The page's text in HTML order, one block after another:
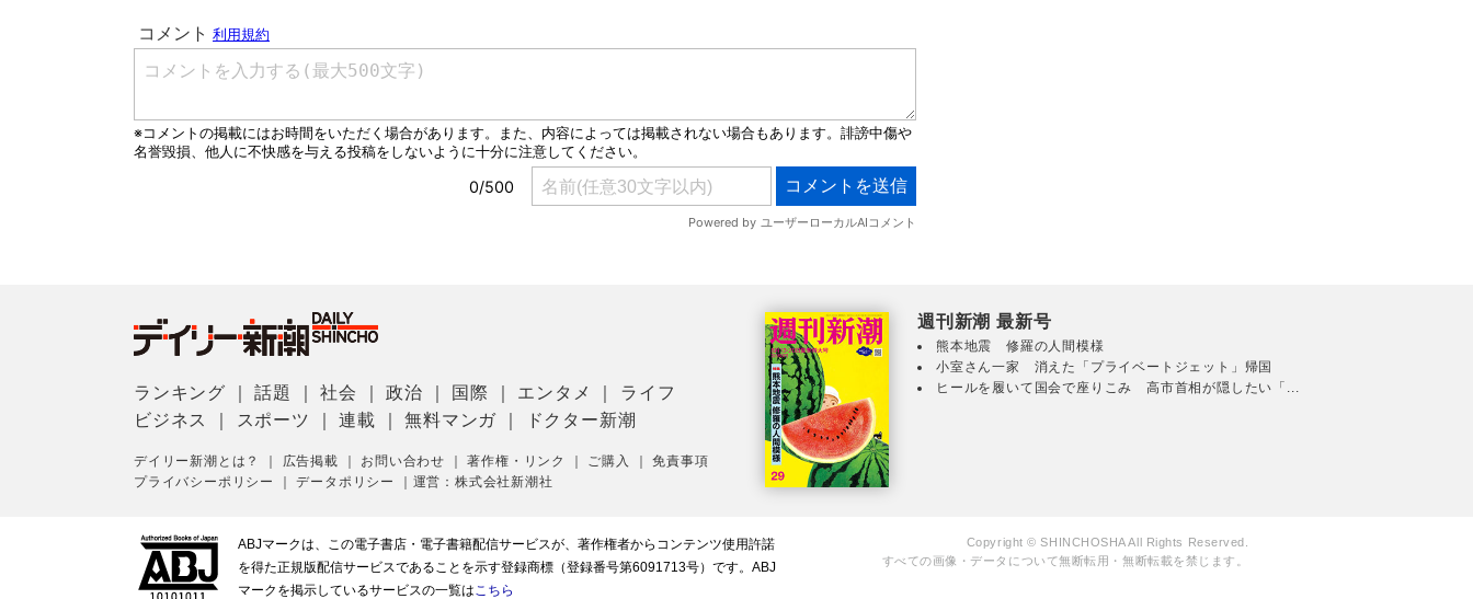
ランキング ｜話題 ｜社会 ｜政治 国際 エンタメ
ライフ
ビジネス
スポーツ ｜連載 ｜無料マンガ ドクター新潮
デイリー新潮とは？ 広告掲載 お問い合わせ ｜著作権・リンク ご購入 ｜免責事項
プライバシーポリシー
｜データポリシー 運営：株式会社新潮社
週刊新潮 最新号
熊本地震 修羅の人間模様
小室さん一家 消えた「プライベートジェット」帰国
ヒールを履いて国会で座りこみ 高市首相が隠したい「...
ABJマークは、この電子書店・電子書籍配信サービスが、著作権者からコンテンツ使用許諾
を得た正規版配信サービスであることを示す登録商標（登録番号第6091713号）です。ABJ
マークを掲示しているサービスの一覧は こちら
Copyright © SHINCHOSHA All Rights Reserved.
すべての画像・データについて無断転用・無断転載を禁じます。